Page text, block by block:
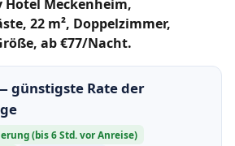
Meckenheim,
22 m², Doppelzimmer,
ab €77/Nacht.
günstigste Rate der
(bis 6 Std. vor Anreise)